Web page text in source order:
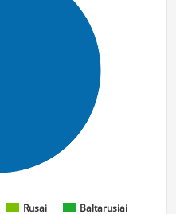
Rusai
Baltarusiai